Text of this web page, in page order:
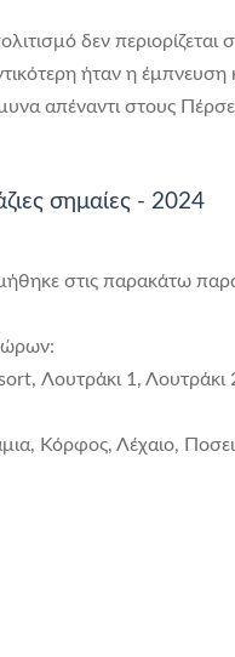
δεν περιορίζεται
ήταν η έμπνευση
απέναντι στους
σημαίες - 2024
στις παρακάτω
Λουτράκι 1, Λουτράκι
Κόρφος, Λέχαιο,